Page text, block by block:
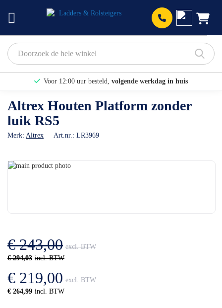
Voor 12:00 uur besteld, volgende werkdag in huis
Bekijk hier onze Actiepagina
Altrex Houten Platform zonder
luik RS5
Merk: Altrex Art.nr.: LR3969
Ga
gallerij
€ 294,03
€ 243,00
€ 264,99
€ 219,00